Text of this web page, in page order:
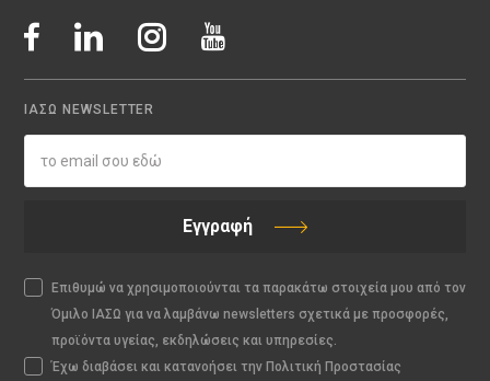
ΙΑΣΩ NEWSLETTER
Εγγραφή
Επιθυμώ να χρησιμοποιούνται τα παρακάτω στοιχεία μου από τον
Όμιλο ΙΑΣΩ για να λαμβάνω newsletters σχετικά με προσφορές,
προϊόντα υγείας, εκδηλώσεις και υπηρεσίες.
Έχω διαβάσει και κατανοήσει την Πολιτική Προστασίας